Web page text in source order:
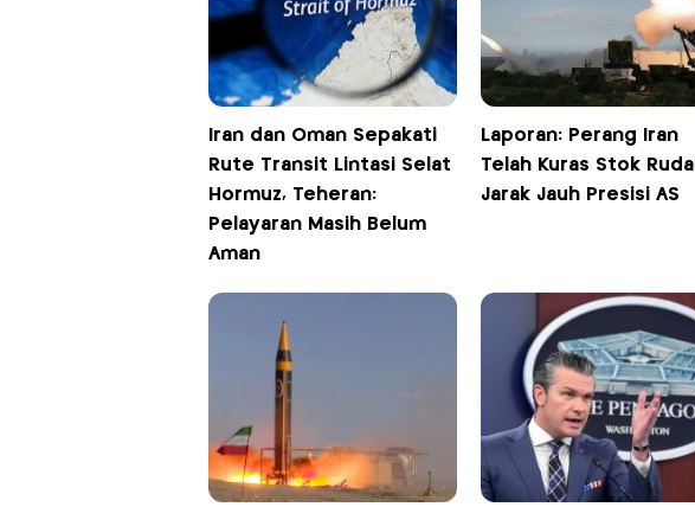
Iran dan Oman Sepakati
Rute Transit Lintasi Selat
Hormuz, Teheran:
Pelayaran Masih Belum
Aman
Laporan: Perang Iran
Telah Kuras Stok Rudal
Jarak Jauh Presisi AS